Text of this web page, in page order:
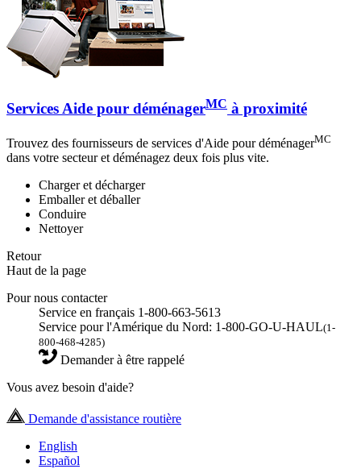
Services Aide pour déménagerMC à proximité
Trouvez des fournisseurs de services d'Aide pour déménagerMC
dans votre secteur et déménagez deux fois plus vite.
Charger et décharger
Emballer et déballer
Conduire
Nettoyer
Retour
Haut de la page
Pour nous contacter
Service en français 1-800-663-5613
Service pour l'Amérique du Nord: 1-800-GO-U-HAUL(1-
800-468-4285)
Demander à être rappelé
Vous avez besoin d'aide?
Demande d'assistance routière
English
Español